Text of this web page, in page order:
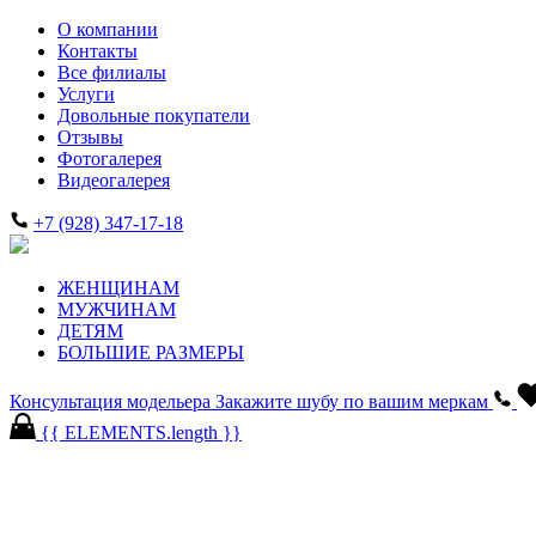
О компании
Контакты
Все филиалы
Услуги
Довольные покупатели
Отзывы
Фотогалерея
Видеогалерея
+7 (928) 347-17-18
ЖЕНЩИНАМ
МУЖЧИНАМ
ДЕТЯМ
БОЛЬШИЕ РАЗМЕРЫ
Консультация модельера Закажите шубу по вашим меркам
{{ ELEMENTS.length }}